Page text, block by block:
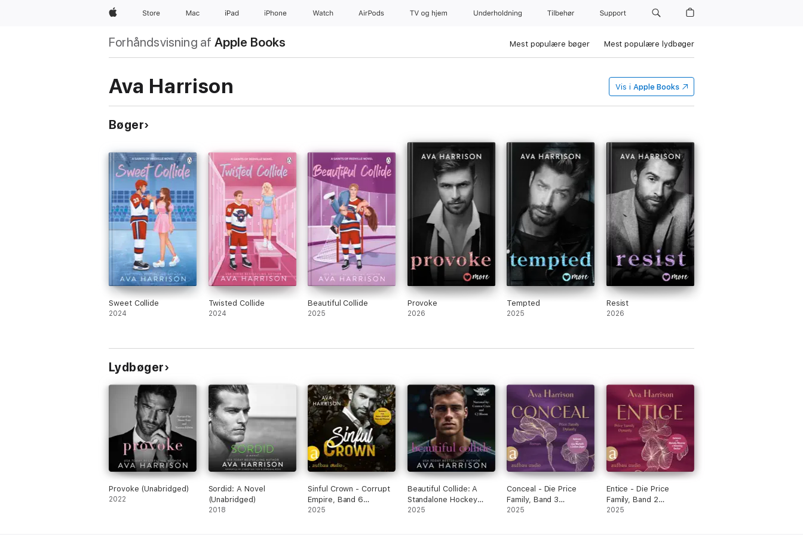
Apple Store Mac iPad iPhone Watch AirPods TV og hjem Underholdning Tilbehør Support
Forhåndsvisning af Apple Books Mest populære bøger Mest populære lydbøger
Ava Harrison Vis i Apple Books
Bøger
Sweet Collide
2024
Twisted Collide
2024
Beautiful Collide
2025
Provoke
2026
Tempted
2025
Resist
2026
Lydbøger
Provoke (Unabridged)
2022
Sordid: A Novel
(Unabridged)
2018
Sinful Crown - Corrupt
Empire, Band 6
(Ungekürzt)
2025
Beautiful Collide: A
Standalone Hockey
Romance (Saints of
2025
Conceal - Die Price
Family, Band 3
(Ungekürzt)
2025
Entice - Die Price
Family, Band 2
(Ungekürzt)
2025